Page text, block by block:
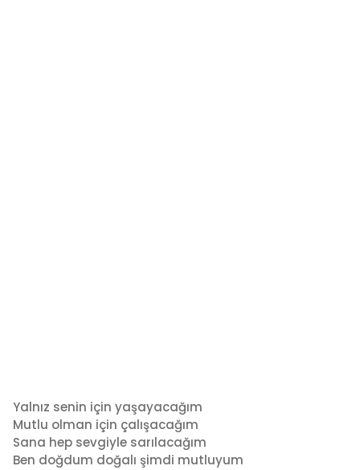
Yalnız senin için yaşayacağım
Mutlu olman için çalışacağım
Sana hep sevgiyle sarılacağım
Ben doğdum doğalı şimdi mutluyum